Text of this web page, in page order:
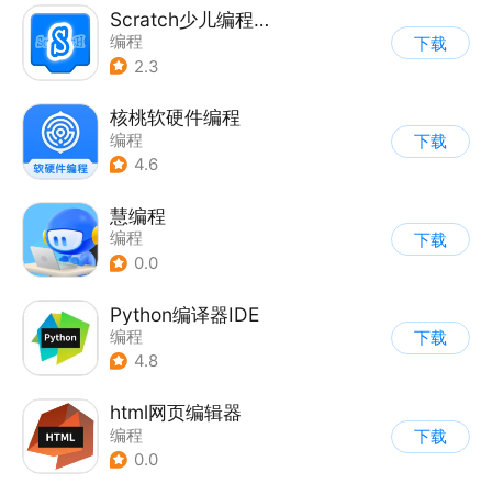
Scratch少儿编程工厂
编程
2.3
下载
核桃软硬件编程
编程
4.6
下载
慧编程
编程
0.0
下载
Python编译器IDE
编程
4.8
下载
html网页编辑器
编程
0.0
下载